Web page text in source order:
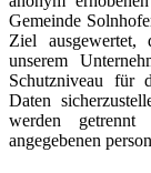
Gemeinde
Ziel ausgewertet,
unserem
Schutzniveau für
Daten
werden
angegebenen